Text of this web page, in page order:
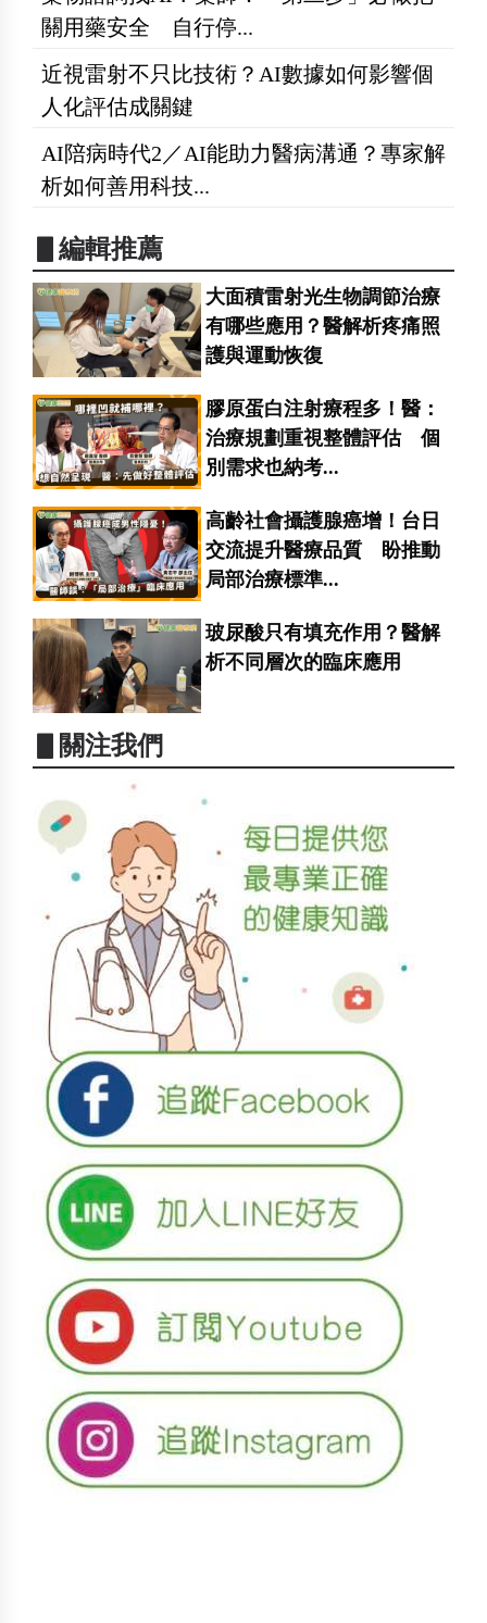
關用藥安全 自行停...
近視雷射不只比技術？AI數據如何影響個
人化評估成關鍵
AI陪病時代2／AI能助力醫病溝通？專家解
析如何善用科技...
▋編輯推薦
大面積雷射光生物調節治療
有哪些應用？醫解析疼痛照
護與運動恢復
膠原蛋白注射療程多！醫：
治療規劃重視整體評估 個
別需求也納考...
高齡社會攝護腺癌增！台日
交流提升醫療品質 盼推動
局部治療標準...
玻尿酸只有填充作用？醫解
析不同層次的臨床應用
▋關注我們